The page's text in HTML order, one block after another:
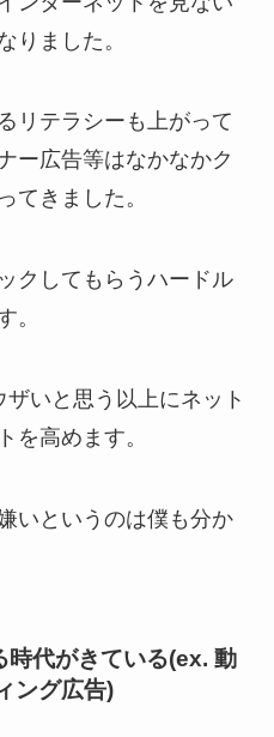
りました。
リテラシーも上がって
ー広告等はなかなかク
てきました。
クしてもらうハードル
。
いと思う以上にネット
を高めます。
いというのは僕も分か
時代がきている(ex. 動
ング広告)